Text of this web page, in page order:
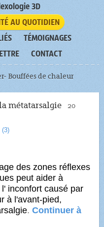
3D
AU QUOTIDIEN
TÉMOIGNAGES
CONTACT
Bouffées de chaleur
métatarsalgie20
(3)
des zones réflexes
peut aider à
l' inconfort causé par
à l'avant-pied,
.Continuer à